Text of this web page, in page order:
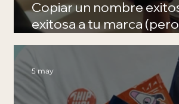
Copiar un nombre
exitosa a tu marca
estrategia sí).
5 may